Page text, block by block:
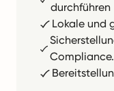
durchführen
Lokale und
Compliance.